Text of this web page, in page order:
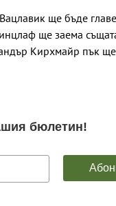
ще бъде
ще заема
Кирхмайр пък